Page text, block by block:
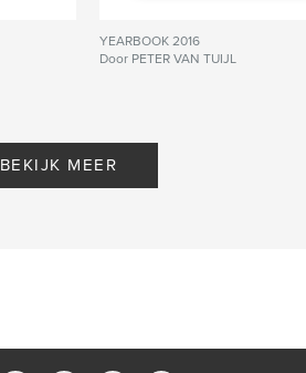
YEARBOOK 2016
Door PETER VAN TUIJL
BEKIJK MEER